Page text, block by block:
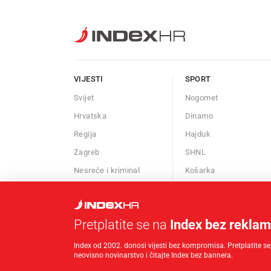
Pretplatite se na Index bez
Index od 2002. donosi vijesti bez kompromisa. Pretplatite
neovisno novinarstvo i čitajte Index bez bannera.
VIJESTI
Svijet
Hrvatska
Regija
Zagreb
Nesreće i kriminal
Kalendar
Afere
SPORT
Nogomet
Dinamo
Hajduk
SHNL
Košarka